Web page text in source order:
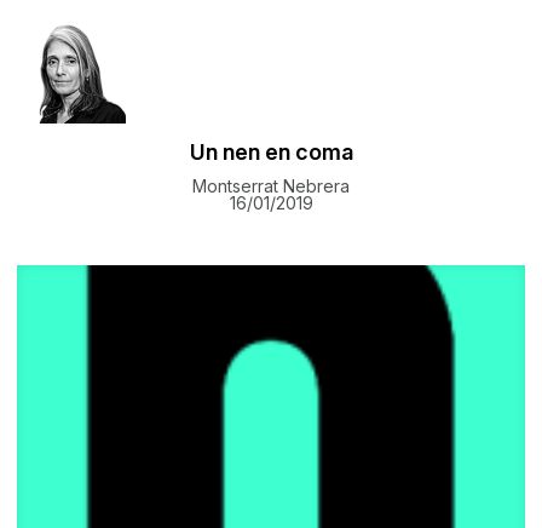
Un nen en coma
Montserrat Nebrera
16/01/2019